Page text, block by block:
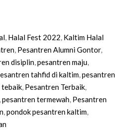
, Halal Fest 2022, Kaltim Halal
, Pesantren Alumni Gontor,
disiplin,pesantren maju,
tahfid di kaltim,pesantren
tebaik, Pesantren Terbaik,
,pesantren termewah, Pesantren
,pondok pesantren kaltim,